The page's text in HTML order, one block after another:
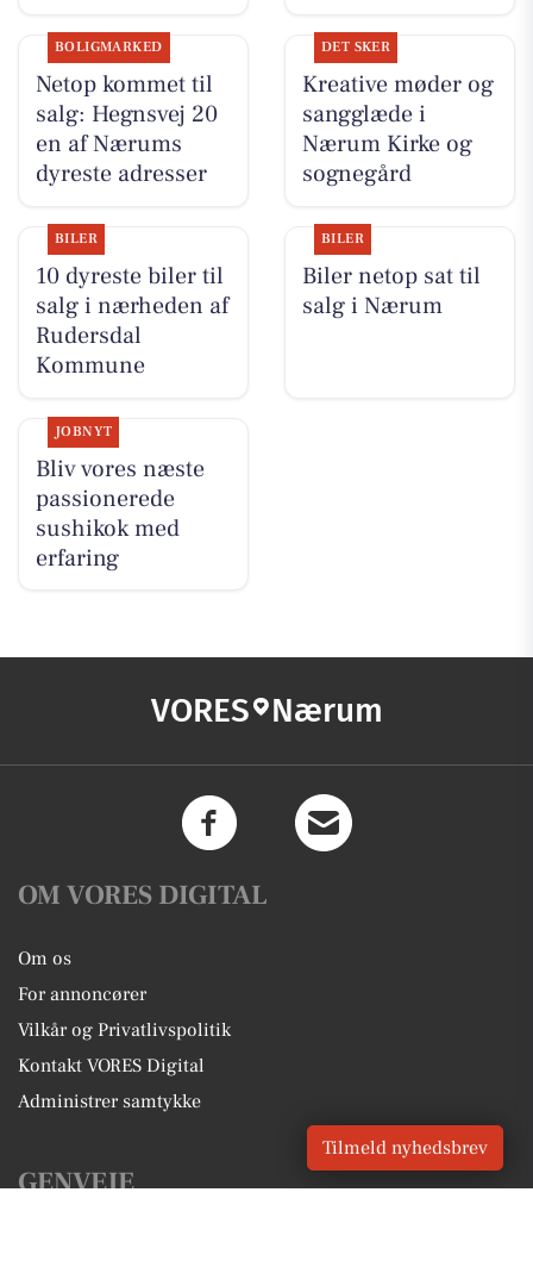
BOLIGMARKED
Netop kommet til
salg: Hegnsvej 20
en af Nærums
dyreste adresser
DET SKER
Kreative møder og
sangglæde i
Nærum Kirke og
sognegård
BILER
10 dyreste biler til
salg i nærheden af
Rudersdal
Kommune
BILER
Biler netop sat til
salg i Nærum
JOBNYT
Bliv vores næste
passionerede
sushikok med
erfaring
VORES Nærum
OM VORES DIGITAL
Om os
For annoncører
Vilkår og Privatlivspolitik
Kontakt VORES Digital
Administrer samtykke
GENVEJE
Tilmeld nyhedsbrev